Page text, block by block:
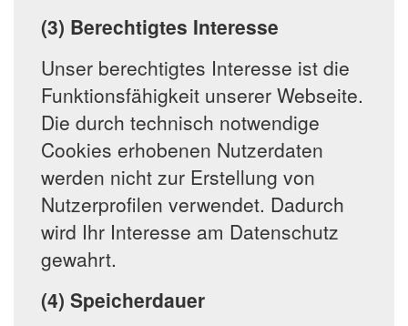
(3) Berechtigtes Interesse
Unser berechtigtes Interesse ist die
Funktionsfähigkeit unserer Webseite.
Die durch technisch notwendige
Cookies erhobenen Nutzerdaten
werden nicht zur Erstellung von
Nutzerprofilen verwendet. Dadurch
wird Ihr Interesse am Datenschutz
gewahrt.
(4) Speicherdauer